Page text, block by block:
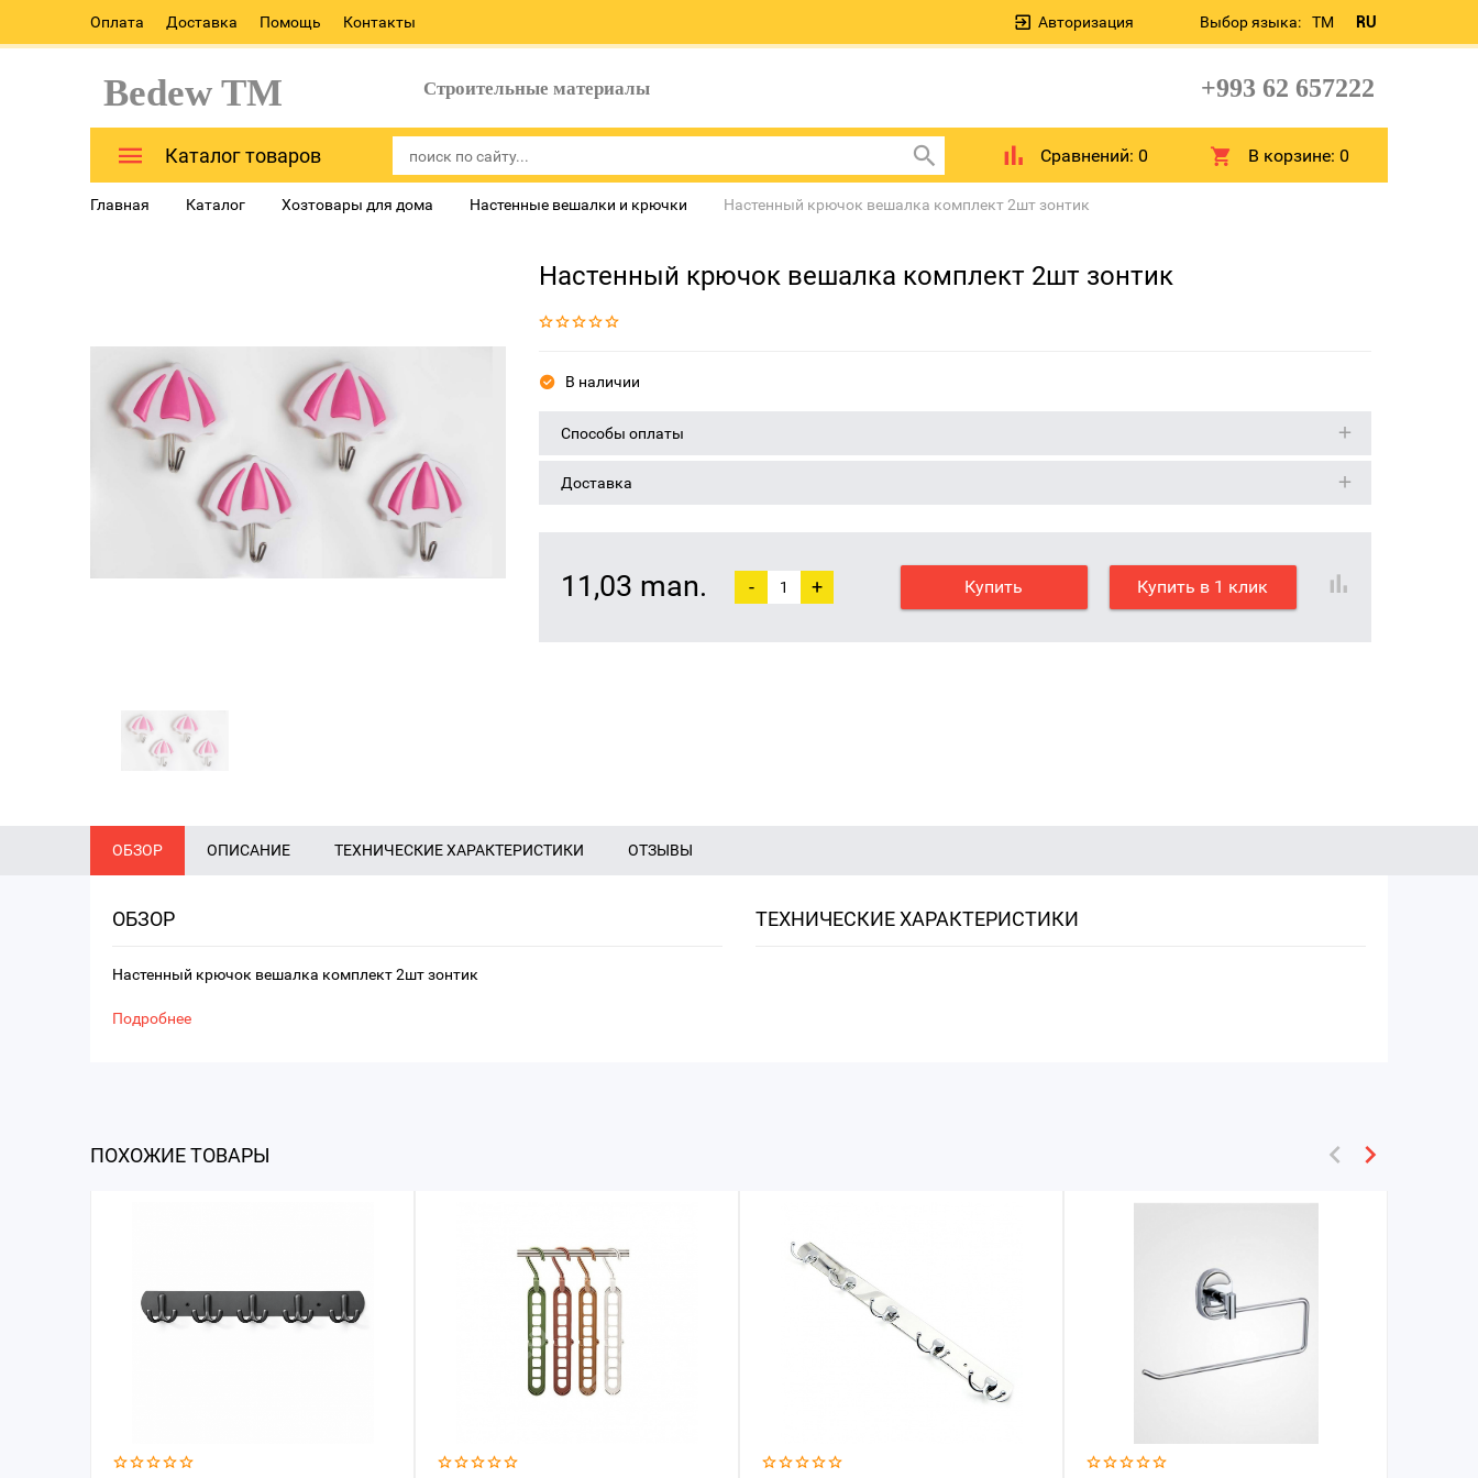
Оплата Доставка Помощь Контакты Выбор языка: TM RU
Авторизация
Bedew TM Строительные материалы +993 62 657222
Каталог товаров Сравнений: 0 В корзине:0
Главная Каталог Хозтовары для дома Настенные вешалки и крючки Настенный крючок вешалка комплект 2шт зонтик
Настенный крючок вешалка комплект 2шт зонтик
В наличии
Способы оплаты
Доставка
11,03 man. - + Купить Купить в 1 клик
ОБЗОР ОПИСАНИЕ ТЕХНИЧЕСКИЕ ХАРАКТЕРИСТИКИ ОТЗЫВЫ
ОБЗОР
Настенный крючок вешалка комплект 2шт зонтик
Подробнее
ТЕХНИЧЕСКИЕ ХАРАКТЕРИСТИКИ
ПОХОЖИЕ ТОВАРЫ